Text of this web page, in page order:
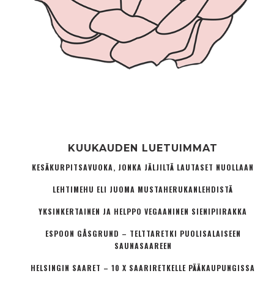
KUUKAUDEN LUETUIMMAT
KESÄKURPITSAVUOKA, JONKA JÄLJILTÄ LAUTASET NUOLLAAN
LEHTIMEHU ELI JUOMA MUSTAHERUKANLEHDISTÄ
YKSINKERTAINEN JA HELPPO VEGAANINEN SIENIPIIRAKKA
ESPOON GÅSGRUND – TELTTARETKI PUOLISALAISEEN
SAUNASAAREEN
HELSINGIN SAARET – 10 X SAARIRETKELLE PÄÄKAUPUNGISSA